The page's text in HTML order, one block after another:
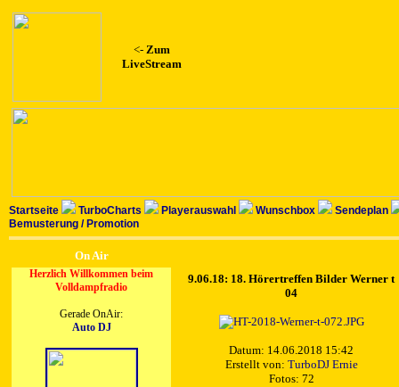
<- Zum
LiveStream
Startseite TurboCharts Playerauswahl Wunschbox
Sendeplan
Bemusterung / Promotion
On Air
Herzlich Willkommen beim
Volldampfradio
Gerade OnAir:
Auto DJ
9.06.18: 18. Hörertreffen Bilder Werner t
04
Datum: 14.06.2018 15:42
Erstellt von: TurboDJ Ernie
Fotos: 72